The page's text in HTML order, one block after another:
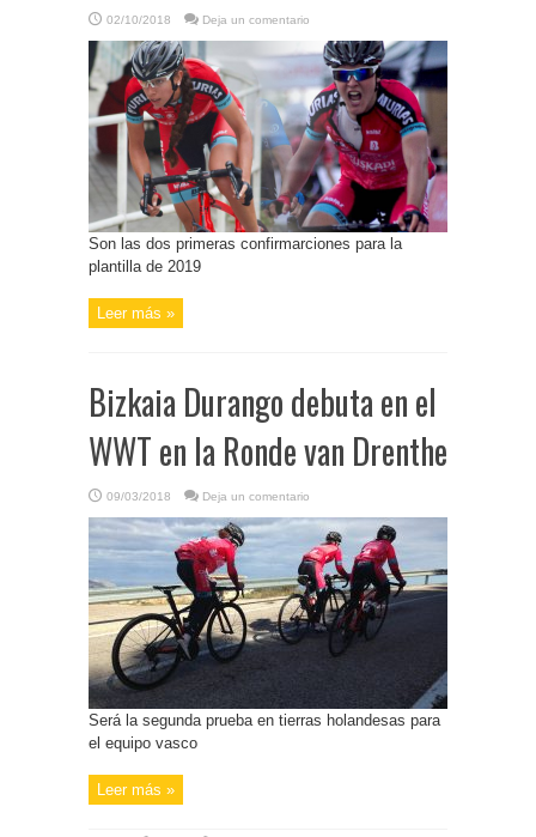
02/10/2018 Deja un comentario
Son las dos primeras confirmarciones para la
plantilla de 2019
Leer más »
Bizkaia Durango debuta en el
WWT en la Ronde van Drenthe
09/03/2018 Deja un comentario
Será la segunda prueba en tierras holandesas para
el equipo vasco
Leer más »